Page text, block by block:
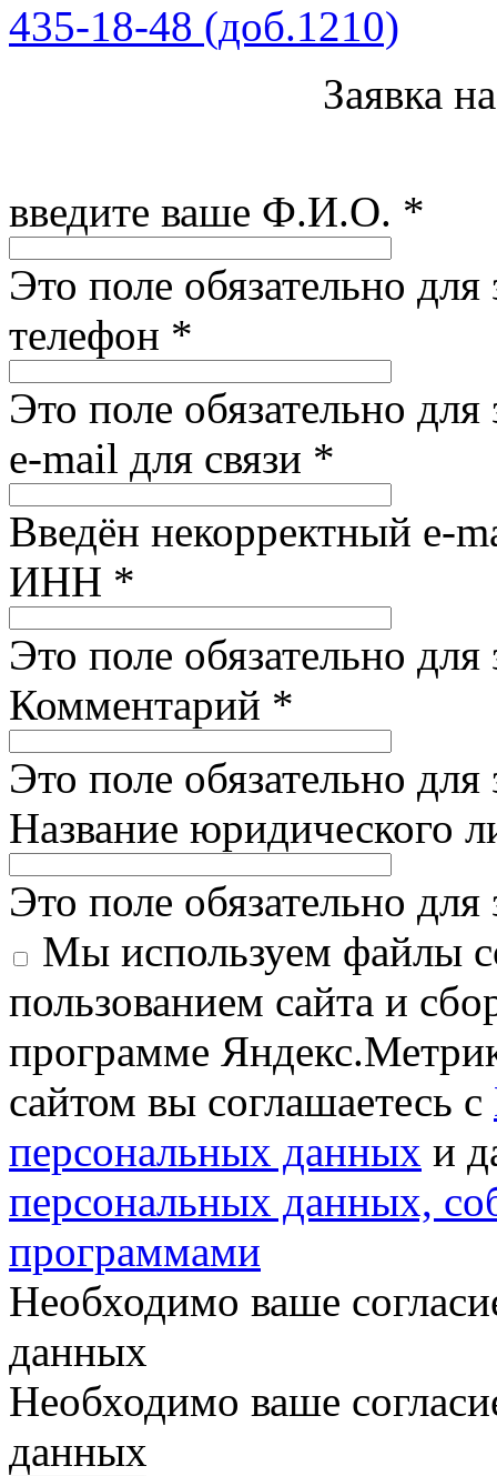
435-18-48 (доб.1210)
Заявка
введите ваше Ф.И.О. *
Это поле обязательно для
телефон *
Это поле обязательно для
e-mail для связи *
Введён некорректный e-
ИНН *
Это поле обязательно для
Комментарий *
Это поле обязательно для
Название юридического
Это поле обязательно для
Мы используем файлы
пользованием сайта и
программе
сайтом вы соглашаетесь с
персональных данных и
персональных данных,
программами
Необходимо ваше
данных
Необходимо ваше
данных